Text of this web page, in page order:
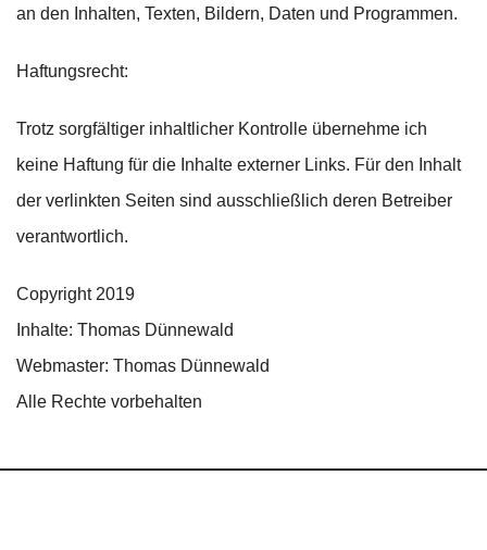
an den Inhalten, Texten, Bildern, Daten und Programmen.
Haftungsrecht:
Trotz sorgfältiger inhaltlicher Kontrolle übernehme ich
keine Haftung für die Inhalte externer Links. Für den Inhalt
der verlinkten Seiten sind ausschließlich deren Betreiber
verantwortlich.
Copyright 2019
Inhalte: Thomas Dünnewald
Webmaster: Thomas Dünnewald
Alle Rechte vorbehalten